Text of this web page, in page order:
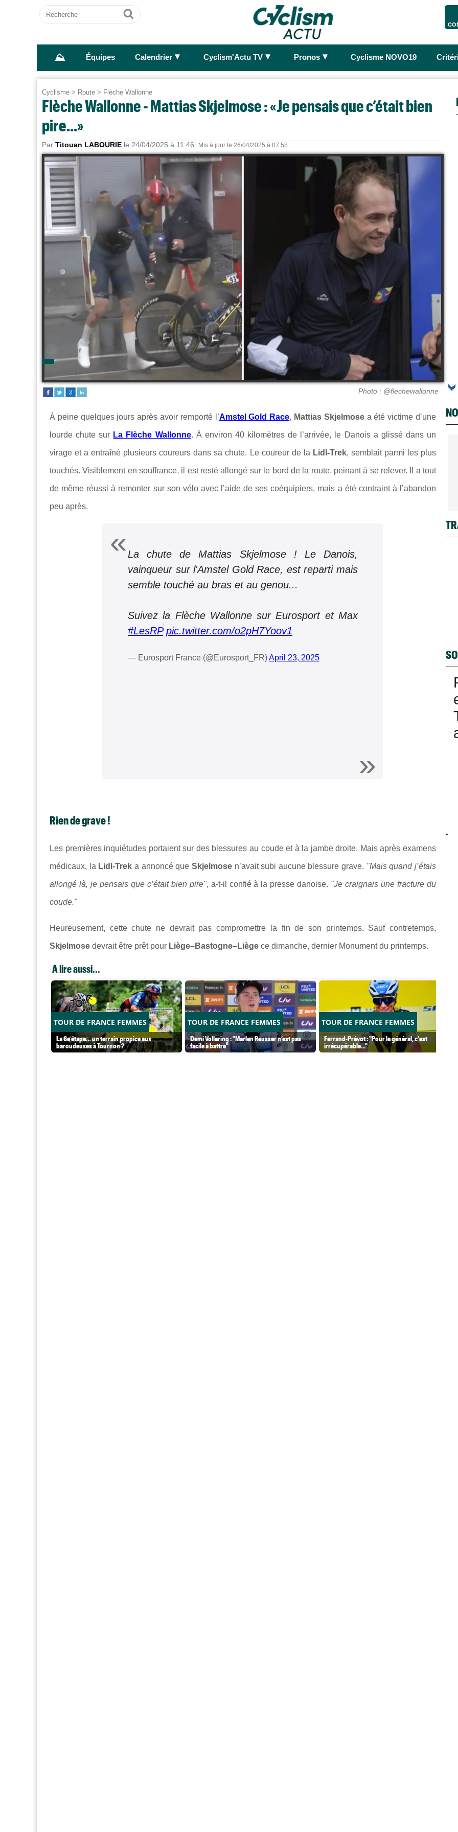
Recherche
Ok
⛰ Équipes Calendrier ► Cyclism'Actu TV ► Pronos ► Cyclisme NOVO19
Cyclisme > Route > Flèche Wallonne
Flèche Wallonne - Mattias Skjelmose : «Je pensais que c’était bien
pire...»
Par Titouan LABOURIE le 24/04/2025 à 11:46. Mis à jour le 26/04/2025 à 07:58.
Photo : @flechewallonne
À peine quelques jours après avoir remporté l’Amstel Gold Race, Mattias Skjelmosea été victime d’une
lourde chute sur La Flèche Wallonne. À environ 40 kilomètres de l’arrivée, le Danois a glissé dans un
virage et a entraîné plusieurs coureurs dans sa chute. Le coureur de la Lidl-Trek, semblait parmi les plus
touchés. Visiblement en souffrance, il est resté allongé sur le bord de la route, peinant à se relever. Il a tout
de même réussi à remonter sur son vélo avec l’aide de ses coéquipiers, mais a été contraint à l’abandon
peu après.
La chute de Mattias Skjelmose ! Le Danois,
vainqueur sur l'Amstel Gold Race, est reparti mais
semble touché au bras et au genou...
Suivez la Flèche Wallonne sur Eurosport et Max
#LesRP pic.twitter.com/o2pH7Yoov1
— Eurosport France (@Eurosport_FR)April 23, 2025
Rien de grave !
Les premières inquiétudes portaient sur des blessures au coude et à la jambe droite. Mais après examens
médicaux, la Lidl-Trek a annoncé que Skjelmose n’avait subi aucune blessure grave. "Mais quand j’étais
allongé là, je pensais que c’était bien pire", a-t-il confié à la presse danoise. "Je craignais une fracture du
coude."
Heureusement, cette chute ne devrait pas compromettre la fin de son printemps. Sauf contretemps,
Skjelmose devrait être prêt pour Liège–Bastogne–Liège ce dimanche, dernier Monument du printemps.
A lire aussi...
TOUR DE FRANCE FEMMES
La 6e étape… un terrain propice aux
baroudeuses à Tournon ?
TOUR DE FRANCE FEMMES
Demi Vollering : "Marlen Reusser n’est pas
facile à battre"
TOUR DE FRANCE FEMMES
Ferrand-Prévot : "Pour le général, c'est
irrécupérable..."
-